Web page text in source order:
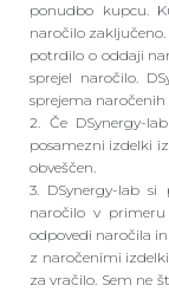
ponudbo kupcu.
naročilo
potrdilo o oddaji
sprejel naročilo.
sprejema naročenih
2. Če DSynergy-
posamezni izdelki
obveščen.
3. DSynergy-lab
naročilo v
odpovedi naročila
z naročenimi
za vračilo. Sem ne